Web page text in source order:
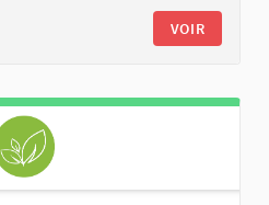
VOIR